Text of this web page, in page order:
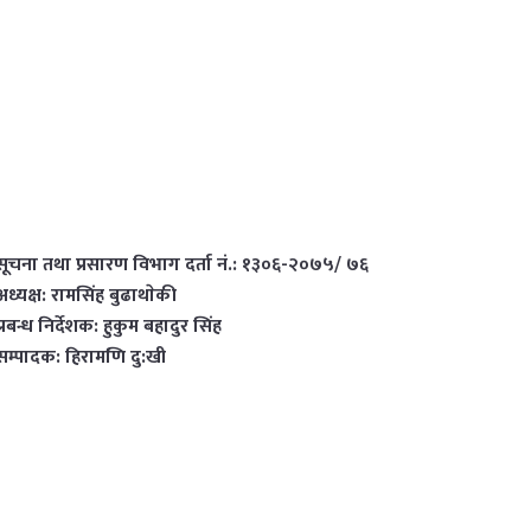
तथा प्रसारण विभाग दर्ता नं.: १३०६-२०७५/ ७६
रामसिंह बुढाथाेकी
निर्देशक: हुकुम बहादुर सिंह
हिरामणि दु:खी